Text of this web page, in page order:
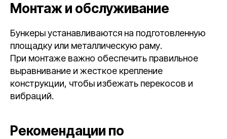
Монтаж и обслуживание
Бункеры устанавливаются на подготовленную
площадку или металлическую раму.
При монтаже важно обеспечить правильное
выравнивание и жесткое крепление
конструкции, чтобы избежать перекосов и
вибраций.
Рекомендации по